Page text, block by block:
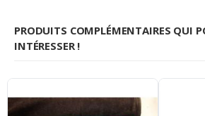
PRODUITS COMPLÉMENTAIRES QUI
INTÉRESSER !